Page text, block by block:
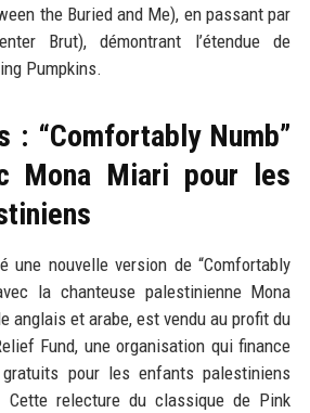
the Buried and Me), en passant par
Brut), démontrant l’étendue de
Pumpkins.
: “Comfortably Numb”
Mona Miari pour les
une nouvelle version de “Comfortably
la chanteuse palestinienne Mona
anglais et arabe, est vendu au profit du
Fund, une organisation qui finance
pour les enfants palestiniens
Cette relecture du classique de Pink